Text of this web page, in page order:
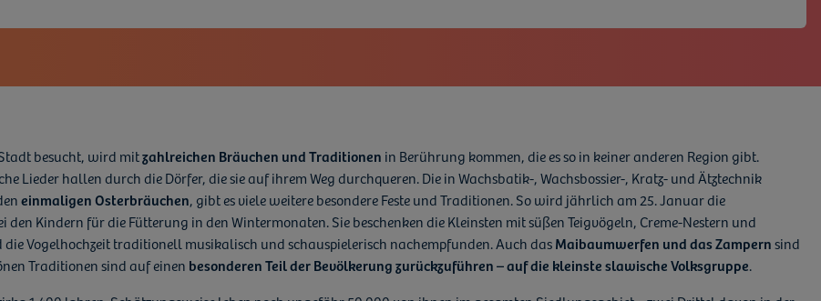
besucht, wird mitzahlreichen Bräuchen und Traditionen in Berührung kommen, die es so in keiner anderen Region gibt.
Lieder hallen durch die Dörfer, die sie auf ihrem Weg durchqueren. Die in Wachsbatik-, Wachsbossier-, Kratz- und Ätztechnik
einmaligen Osterbräuchen, gibt es viele weitere besondere Feste und Traditionen. So wird jährlich am 25. Januar die
den Kindern für die Fütterung in den Wintermonaten. Sie beschenken die Kleinsten mit süßen Teigvögeln, Creme-Nestern und
Vogelhochzeit traditionell musikalisch und schauspielerisch nachempfunden. Auch dasMaibaumwerfen und das Zampernsind
Traditionen sind auf einen besonderen Teil der Bevölkerung zurückzuführen – auf die kleinste slawische Volksgruppe.